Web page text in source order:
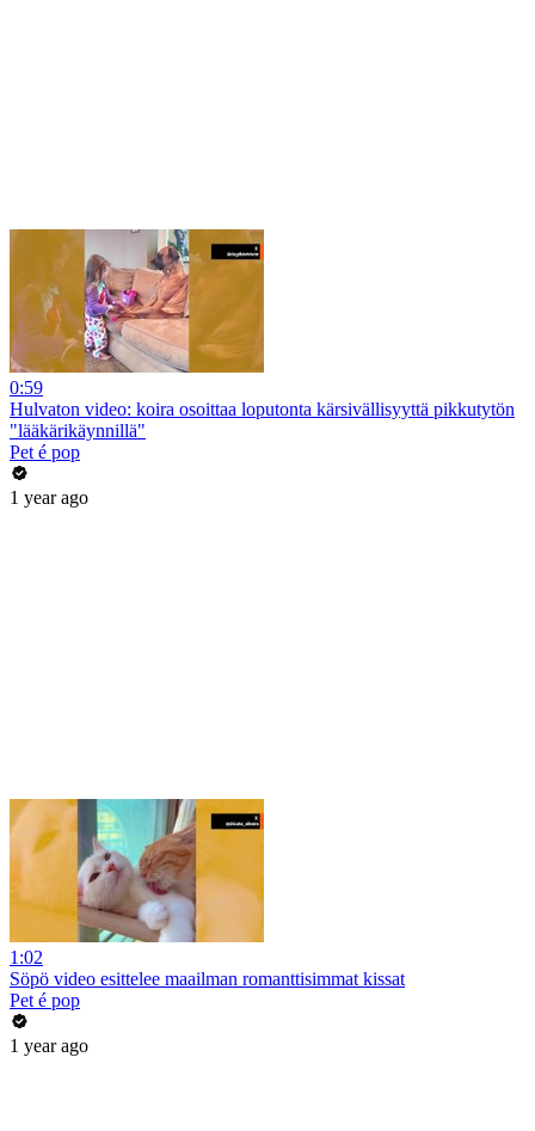
0:59
Hulvaton video: koira osoittaa loputonta kärsivällisyyttä pikkutytön
"lääkärikäynnillä"
Pet é pop
1 year ago
1:02
Söpö video esittelee maailman romanttisimmat kissat
Pet é pop
1 year ago